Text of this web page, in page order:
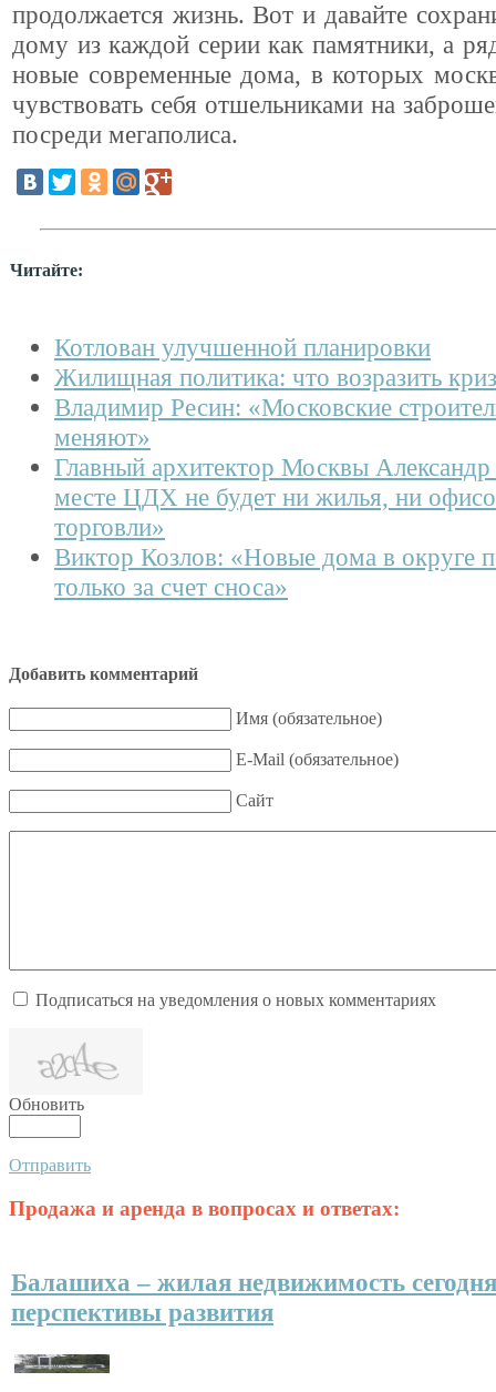
продолжается жизнь. Вот и давайте
дому из каждой серии как памятники, а
новые современные дома, в которых
чувствовать себя отшельниками на
посреди мегаполиса.
Читайте:
Котлован улучшенной планировки
Жилищная политика: что возразить
Владимир Ресин: «Московские
меняют»
Главный архитектор Москвы
месте ЦДХ не будет ни жилья, ни
торговли»
Виктор Козлов: «Новые дома в округе
только за счет сноса»
Добавить комментарий
Имя (обязательное)
E-Mail (обязательное)
Сайт
Подписаться на уведомления о новых комментариях
Обновить
Отправить
Продажа и аренда в вопросах и ответах:
Балашиха – жилая недвижимость
перспективы развития